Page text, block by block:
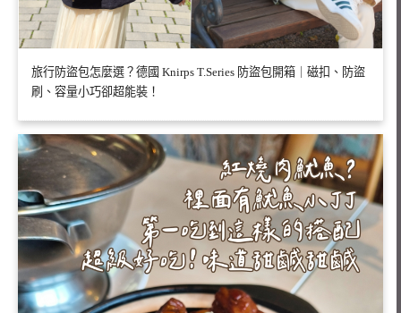
旅行防盜包怎麼選？德國 Knirps T.Series 防盜包開箱｜磁扣、防盜
刷、容量小巧卻超能裝！